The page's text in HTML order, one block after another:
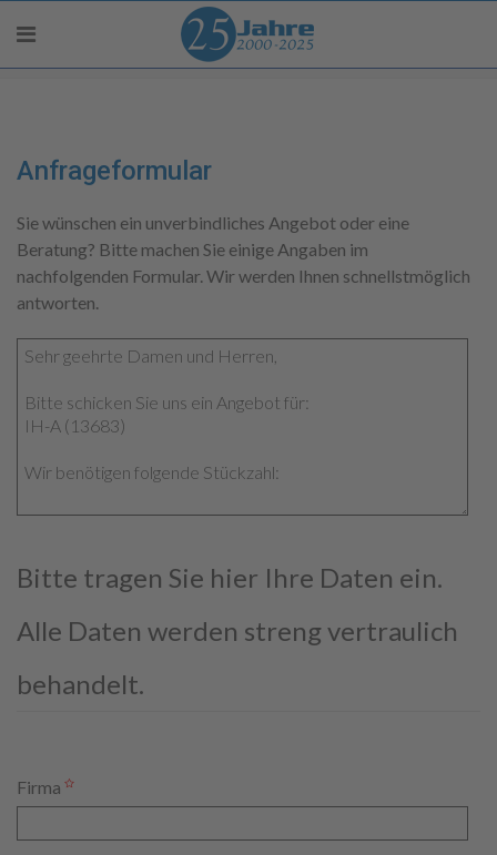
Anfrageformular
Sie wünschen ein unverbindliches Angebot oder eine
Beratung? Bitte machen Sie einige Angaben im
nachfolgenden Formular. Wir werden Ihnen schnellstmöglich
antworten.
Bitte tragen Sie hier Ihre Daten ein.
Alle Daten werden streng vertraulich
behandelt.
Firma